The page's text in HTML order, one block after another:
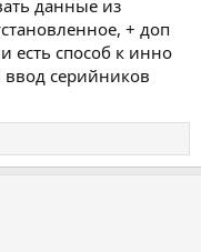
данные из
+ доп
есть способ к инно
ввод серийников